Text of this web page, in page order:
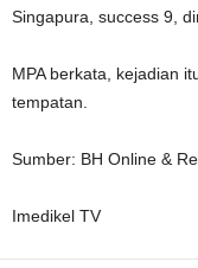
Singapura, success 9,
MPA berkata, kejadian
tempatan.
Sumber: BH Online &
Imedikel TV